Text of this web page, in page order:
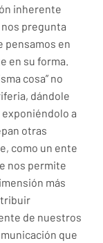
inherente
pregunta
pensamos en
en su forma.
cosa” no
dándole
a
otras
como un ente
nos permite
más
de nuestros
que